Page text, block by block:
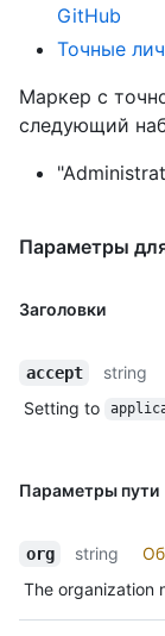
GitHub
Точные
Маркер с
следующий
Параметры
Заголовки
accept
string
Setting to
Параметры пути
org string
The organization